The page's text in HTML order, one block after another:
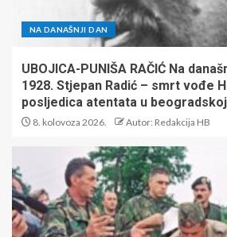
NA DANAŠNJI DAN
UBOJICA-PUNIŠA RAČIĆ Na
1928. Stjepan Radić – smrt vođe
posljedica atentata u
8. kolovoza 2026. Autor: Redakcija HB